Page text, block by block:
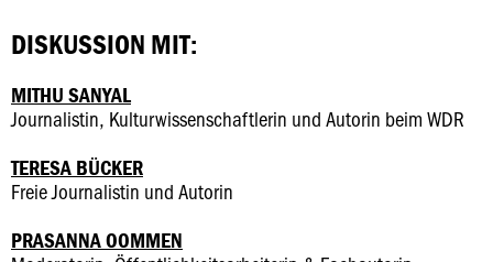
DISKUSSION MIT:
MITHU SANYAL
Journalistin, Kulturwissenschaftlerin und Autorin beim WDR
TERESA BÜCKER
Freie Journalistin und Autorin
PRASANNA OOMMEN